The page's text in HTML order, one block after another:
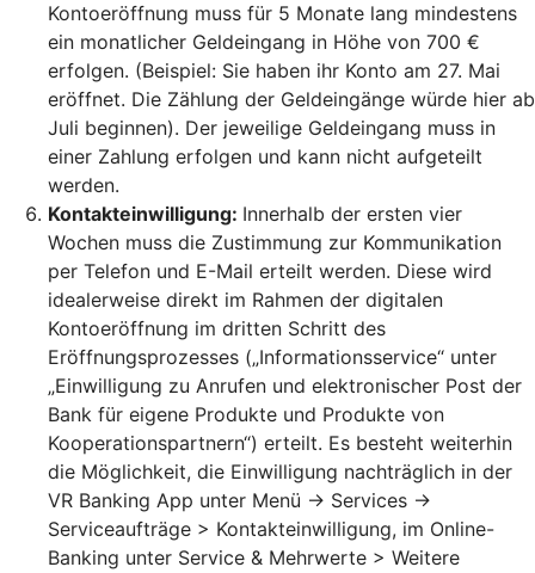
Kontoeröffnung muss für 5 Monate lang mindestens
ein monatlicher Geldeingang in Höhe von 700 €
erfolgen. (Beispiel: Sie haben ihr Konto am 27. Mai
eröffnet. Die Zählung der Geldeingänge würde hier ab
Juli beginnen). Der jeweilige Geldeingang muss in
einer Zahlung erfolgen und kann nicht aufgeteilt
werden.
Kontakteinwilligung: Innerhalb der ersten vier
Wochen muss die Zustimmung zur Kommunikation
per Telefon und E-Mail erteilt werden. Diese wird
idealerweise direkt im Rahmen der digitalen
Kontoeröffnung im dritten Schritt des
Eröffnungsprozesses („Informationsservice“ unter
„Einwilligung zu Anrufen und elektronischer Post der
Bank für eigene Produkte und Produkte von
Kooperationspartnern“) erteilt. Es besteht weiterhin
die Möglichkeit, die Einwilligung nachträglich in der
VR Banking App unter Menü -> Services ->
Serviceaufträge > Kontakteinwilligung, im Online-
Banking unter Service & Mehrwerte > Weitere